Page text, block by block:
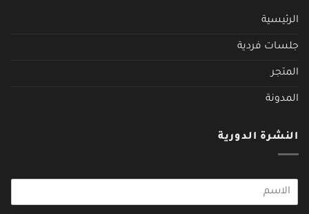
الرئيسية
جلسات فردية
المتجر
المدونة
النشرة الدورية